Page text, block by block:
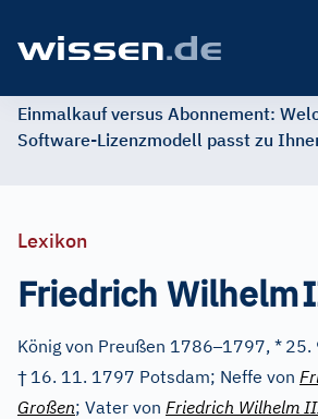
Einmalkauf versus Abonnement:
Software-Lizenzmodell passt zu
Lexikon
Friedrich Wilhelm
König von Preußen 1786–1797, * 25.
† 16. 11. 1797 Potsdam; Neffe von
Großen; Vater von Friedrich Wilhelm